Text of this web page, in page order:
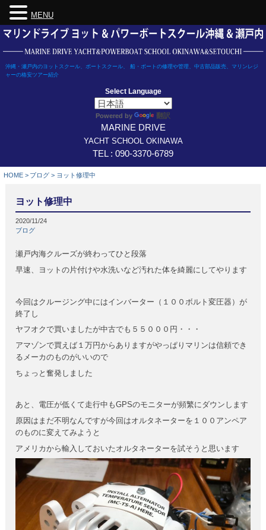
Skip
content
沖縄・瀬戸内のヨットスクール、ボートスクール、 船・ボートの修理や管理、中古部品販売、マリンレジ
ャーの格安ツアー紹介
Select Language
Powered by 翻訳
MARINE DRIVE
YACHT SCHOOL OKINAWA
TEL : 090-3370-6789
HOME > ブログ > ヨット修理中
ヨット修理中
2020/11/24
ブログ
瀬戸内海クルーズが終わってひと段落
早速、ヨットの片付けや水洗いなど汚れた体を綺麗にしてやります
今回はクルージング中にはインバーター（１００ボルト変圧器）が
終了し
ヤフオクで買いましたが中古でも５５０００円・・・
アマゾンで買えば１万円からありますがやっぱりマリンは信頼でき
るメーカのものがいいので
ちょっと奮発しました
あと、電圧が低くて走行中もGPSのモニターが頻繁にダウンします
原因はまだ不明なんですが今回はオルタネーターを１００アンペア
のものに変えてみようと
アメリカから輸入しておいたオルタネーターを試そうと思います
MENU